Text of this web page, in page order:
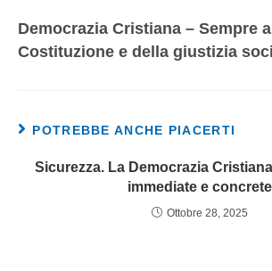
Democrazia Cristiana – Sempre
Costituzione e della giustizia
POTREBBE ANCHE PIACERTI
Sicurezza. La Democrazia
immediate e concrete
Ottobre 28, 2025